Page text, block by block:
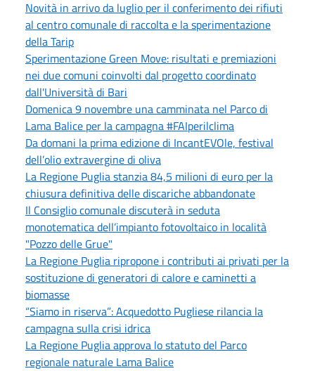
Novità in arrivo da luglio per il conferimento dei rifiuti
al centro comunale di raccolta e la sperimentazione
della Tarip
Sperimentazione Green Move: risultati e premiazioni
nei due comuni coinvolti dal progetto coordinato
dall'Università di Bari
Domenica 9 novembre una camminata nel Parco di
Lama Balice per la campagna #FAIperilclima
Da domani la prima edizione di IncantEVOle, festival
dell’olio extravergine di oliva
La Regione Puglia stanzia 84,5 milioni di euro per la
chiusura definitiva delle discariche abbandonate
Il Consiglio comunale discuterà in seduta
monotematica dell’impianto fotovoltaico in località
"Pozzo delle Grue"
La Regione Puglia ripropone i contributi ai privati per la
sostituzione di generatori di calore e caminetti a
biomasse
“Siamo in riserva”: Acquedotto Pugliese rilancia la
campagna sulla crisi idrica
La Regione Puglia approva lo statuto del Parco
regionale naturale Lama Balice